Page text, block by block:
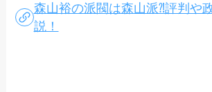
森山裕の派閥は森山派⁈評判や
説！